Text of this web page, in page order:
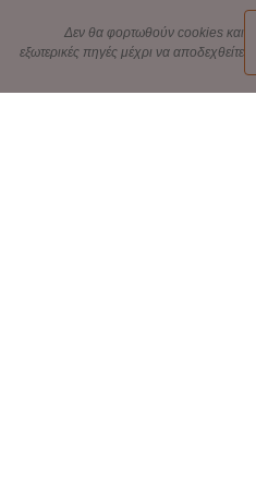
Δεν θα φορτωθούν cookies και
εξωτερικές πηγές μέχρι να αποδεχθείτε